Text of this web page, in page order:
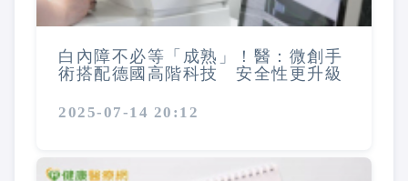
白內障不必等「成熟」！醫：微創手
術搭配德國高階科技 安全性更升級
2025-07-14 20:12